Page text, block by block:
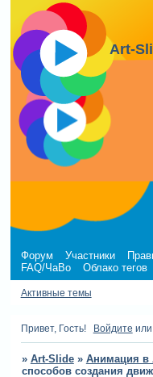
Art-
Форум Участники
FAQ/ЧаВо
Облако тегов
Активные темы
Привет, Гость! Войдите или
» Art-Slide » Анимация в
способов создания